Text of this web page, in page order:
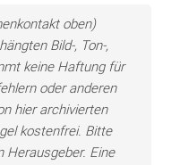
oben)
Bild-, Ton-,
keine Haftung für
oder anderen
hier archivierten
kostenfrei. Bitte
Herausgeber. Eine